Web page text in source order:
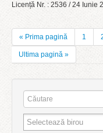
Licență Nr. : 2536 / 24 Iunie
« Prima pagină 1
Ultima pagină »